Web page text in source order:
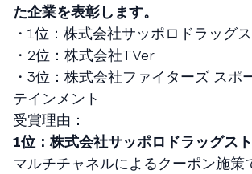
た企業を表彰します。
・1位：株式会社サッポロドラッグ
・2位：株式会社TVer
・3位：株式会社ファイターズ スポ
テインメント
受賞理由：
1位：株式会社サッポロドラッグス
マルチチャネルによるクーポン施策